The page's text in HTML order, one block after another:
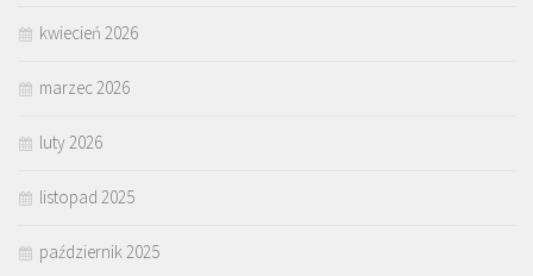
kwiecień 2026
marzec 2026
luty 2026
listopad 2025
październik 2025